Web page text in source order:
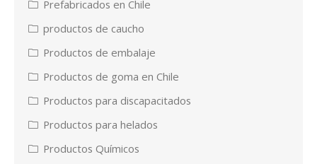
Prefabricados en Chile
productos de caucho
Productos de embalaje
Productos de goma en Chile
Productos para discapacitados
Productos para helados
Productos Químicos